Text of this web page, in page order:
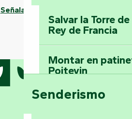
Salvar la Torre
Rey de Francia
Montar en
Poitevin
Domine los
Senderismo
Señalar un error